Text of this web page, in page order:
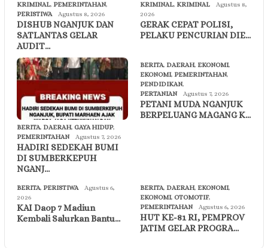
KRIMINAL, PEMERINTAHAN,
PERISTIWA
Agustus 8, 2026
DISHUB NGANJUK DAN
SATLANTAS GELAR
AUDIT…
KRIMINAL, KRIMINAL
Agustus 8,
2026
GERAK CEPAT POLISI,
PELAKU PENCURIAN DIE…
BERITA, DAERAH, GAYA HIDUP,
PEMERINTAHAN
Agustus 7, 2026
HADIRI SEDEKAH BUMI
DI SUMBERKEPUH
NGANJ…
BERITA, DAERAH, EKONOMI,
EKONOMI, PEMERINTAHAN,
PENDIDIKAN,
PERTANIAN
Agustus 7, 2026
PETANI MUDA NGANJUK
BERPELUANG MAGANG K…
BERITA, PERISTIWA
Agustus 6,
2026
KAI Daop 7 Madiun
Kembali Salurkan Bantu…
BERITA, DAERAH, EKONOMI,
EKONOMI, OTOMOTIF,
PEMERINTAHAN
Agustus 6, 2026
HUT KE-81 RI, PEMPROV
JATIM GELAR PROGRA…